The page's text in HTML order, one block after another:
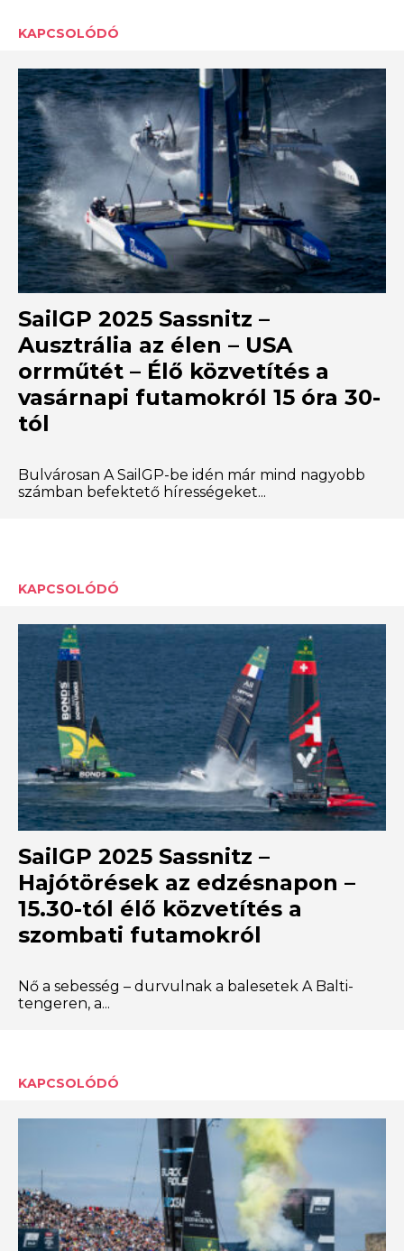
KAPCSOLÓDÓ
SailGP 2025 Sassnitz –
Ausztrália az élen – USA
orrműtét – Élő közvetítés a
vasárnapi futamokról 15 óra 30-
tól
Bulvárosan A SailGP-be idén már mind nagyobb
számban befektető hírességeket...
KAPCSOLÓDÓ
SailGP 2025 Sassnitz –
Hajótörések az edzésnapon –
15.30-tól élő közvetítés a
szombati futamokról
Nő a sebesség – durvulnak a balesetek A Balti-
tengeren, a...
KAPCSOLÓDÓ